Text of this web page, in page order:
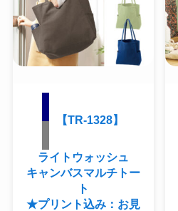
【TR-1328】
ライトウォッシュ
キャンバスマルチトー
ト
★プリント込み：お見